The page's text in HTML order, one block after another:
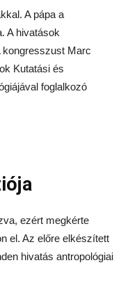
A pápa a
A hivatások
kongresszust Marc
Kutatási és
foglalkozó
ezért megkérte
el. Az előre elkészített
hivatás antropológiai